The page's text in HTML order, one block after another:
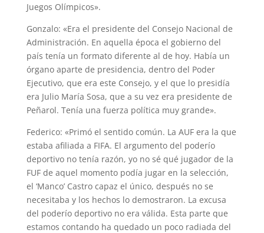
Juegos Olímpicos».
Gonzalo: «Era el presidente del Consejo Nacional de
Administración. En aquella época el gobierno del
país tenía un formato diferente al de hoy. Había un
órgano aparte de presidencia, dentro del Poder
Ejecutivo, que era este Consejo, y el que lo presidía
era Julio María Sosa, que a su vez era presidente de
Peñarol. Tenía una fuerza política muy grande».
Federico: «Primó el sentido común. La AUF era la que
estaba afiliada a FIFA. El argumento del poderío
deportivo no tenía razón, yo no sé qué jugador de la
FUF de aquel momento podía jugar en la selección,
el ‘Manco’ Castro capaz el único, después no se
necesitaba y los hechos lo demostraron. La excusa
del poderío deportivo no era válida. Esta parte que
estamos contando ha quedado un poco radiada del